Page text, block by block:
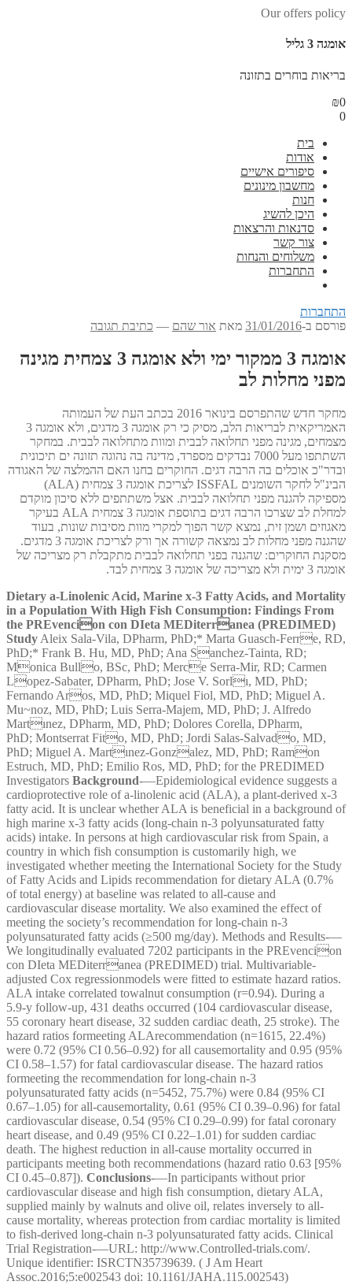
Our offers policy
אומגה 3 גליל
בריאות בוחרים בתזונה
₪0
0
בית
אודות
סיפורים אישיים
מחשבון מינונים
חנות
היכן להשיג
סדנאות והרצאות
צור קשר
משלוחים והנחות
התחברות
התחברות
פורסם ב-31/01/2016 מאת אור שהם — כתיבת תגובה
אומגה 3 ממקור ימי ולא אומגה 3 צמחית מגינה
מפני מחלות לב
מחקר חדש שהתפרסם בינואר 2016 בכתב העת של העמותה
האמריקאית לבריאות הלב, מסיק כי רק אומגה 3 מדגים, ולא אומגה 3
מצמחים, מגינה מפני תחלואה לבבית ומוות מתחלואה לבבית. במחקר
השתתפו מעל 7000 נבדקים מספרד, מדינה בה נהוגה תזונה ים תיכונית
ובדר"כ אוכלים בה הרבה דגים. החוקרים בחנו האם ההמלצה של האגודה
הבינ"ל לחקר השומנים ISSFAL לצריכת אומגה 3 צמחית (ALA)
מספיקה להגנה מפני תחלואה לבבית. אצל משתתפים ללא סיכון מוקדם
למחלת לב שצרכו הרבה דגים בתוספת אומגה 3 צמחית ALA בעיקר
מאגוזים ושמן זית, נמצא קשר הפוך למקרי מוות מסיבות שונות, בעוד
שהגנה מפני מחלות לב נמצאה קשורה אך ורק לצריכת אומגה 3 מדגים.
מסקנת החוקרים: שהגנה בפני תחלואה לבבית מתקבלת רק מצריכה של
אומגה 3 ימית ולא מצריכה של אומגה 3 צמחית לבד.
Dietary a-Linolenic Acid, Marine x-3 Fatty Acids, and Mortality
in a Population With High Fish Consumption: Findings From
the PREvencion con DIeta MEDiterranea (PREDIMED)
Study Aleix Sala-Vila, DPharm, PhD;* Marta Guasch-Ferre, RD,
PhD;* Frank B. Hu, MD, PhD; Ana Sanchez-Tainta, RD;
Monica Bullo, BSc, PhD; Merce Serra-Mir, RD; Carmen
Lopez-Sabater, DPharm, PhD; Jose V. Sorlı, MD, PhD;
Fernando Aros, MD, PhD; Miquel Fiol, MD, PhD; Miguel A.
Mu~noz, MD, PhD; Luis Serra-Majem, MD, PhD; J. Alfredo
Martınez, DPharm, MD, PhD; Dolores Corella, DPharm,
PhD; Montserrat Fito, MD, PhD; Jordi Salas-Salvado, MD,
PhD; Miguel A. Martınez-Gonzalez, MD, PhD; Ramon
Estruch, MD, PhD; Emilio Ros, MD, PhD; for the PREDIMED
Investigators Background-—Epidemiological evidence suggests a
cardioprotective role of a-linolenic acid (ALA), a plant-derived x-3
fatty acid. It is unclear whether ALA is beneficial in a background of
high marine x-3 fatty acids (long-chain n-3 polyunsaturated fatty
acids) intake. In persons at high cardiovascular risk from Spain, a
country in which fish consumption is customarily high, we
investigated whether meeting the International Society for the Study
of Fatty Acids and Lipids recommendation for dietary ALA (0.7%
of total energy) at baseline was related to all-cause and
cardiovascular disease mortality. We also examined the effect of
meeting the society’s recommendation for long-chain n-3
polyunsaturated fatty acids (≥500 mg/day). Methods and Results-—
We longitudinally evaluated 7202 participants in the PREvencion
con DIeta MEDiterranea (PREDIMED) trial. Multivariable-
adjusted Cox regressionmodels were fitted to estimate hazard ratios.
ALA intake correlated towalnut consumption (r=0.94). During a
5.9-y follow-up, 431 deaths occurred (104 cardiovascular disease,
55 coronary heart disease, 32 sudden cardiac death, 25 stroke). The
hazard ratios formeeting ALArecommendation (n=1615, 22.4%)
were 0.72 (95% CI 0.56–0.92) for all causemortality and 0.95 (95%
CI 0.58–1.57) for fatal cardiovascular disease. The hazard ratios
formeeting the recommendation for long-chain n-3
polyunsaturated fatty acids (n=5452, 75.7%) were 0.84 (95% CI
0.67–1.05) for all-causemortality, 0.61 (95% CI 0.39–0.96) for fatal
cardiovascular disease, 0.54 (95% CI 0.29–0.99) for fatal coronary
heart disease, and 0.49 (95% CI 0.22–1.01) for sudden cardiac
death. The highest reduction in all-cause mortality occurred in
participants meeting both recommendations (hazard ratio 0.63 [95%
CI 0.45–0.87]). Conclusions-—In participants without prior
cardiovascular disease and high fish consumption, dietary ALA,
supplied mainly by walnuts and olive oil, relates inversely to all-
cause mortality, whereas protection from cardiac mortality is limited
to fish-derived long-chain n-3 polyunsaturated fatty acids. Clinical
Trial Registration-—URL: http://www.Controlled-trials.com/.
Unique identifier: ISRCTN35739639. ( J Am Heart
Assoc.2016;5:e002543 doi: 10.1161/JAHA.115.002543)